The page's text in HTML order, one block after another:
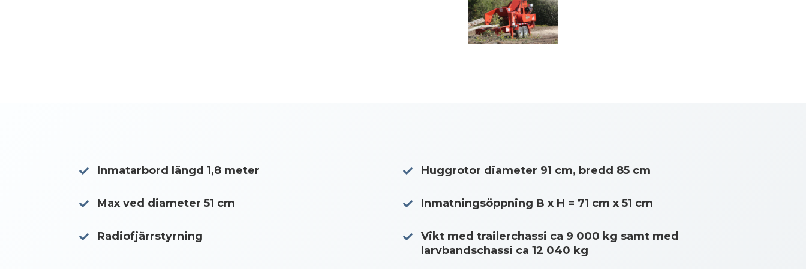
Inmatarbord längd 1,8 meter Huggrotor diameter 91 cm, bredd 85 cm
Max ved diameter 51 cm Inmatningsöppning B x H = 71 cm x 51 cm
Radiofjärrstyrning
Vikt med trailerchassi ca 9 000 kg samt med
larvbandschassi ca 12 040 kg